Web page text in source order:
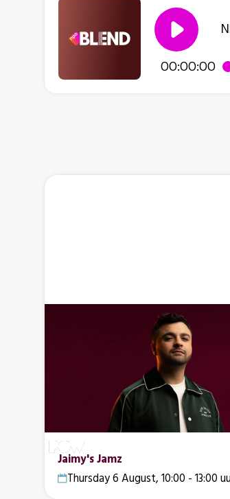
00:00:00
Jaimy's Jamz
Thursday 6 August, 10:00 - 13:00